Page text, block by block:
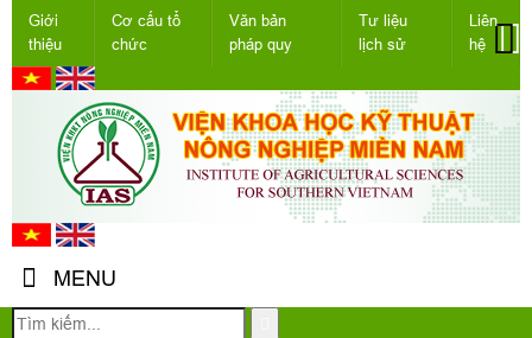
Giới
thiệu
Cơ cấu tổ
chức
Văn bản
pháp quy
Tư liệu
lịch sử
Liên
hệ
MENU